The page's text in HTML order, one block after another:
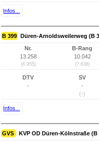
Infos...
B 399 Düren-Arnoldsweilerweg (B
Nr.
13.258
(6.955)
B-Rang
10.042
(7.638)
DTV
-
SV
-
(-)
Infos...
GVS KVP OD Düren-Kölnstraße